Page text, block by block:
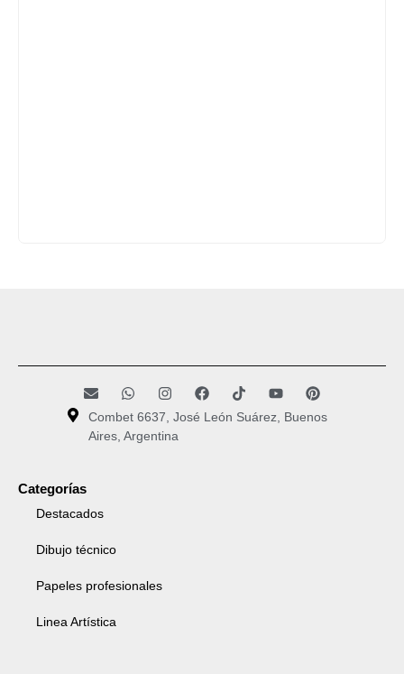
Combet 6637, José León Suárez, Buenos
Aires, Argentina
Categorías
Destacados
Dibujo técnico
Papeles profesionales
Linea Artística